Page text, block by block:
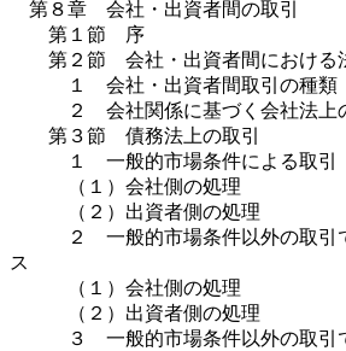
第８章 会社・出資者間の取引
第１節 序
第２節 会社・出資者間における
１ 会社・出資者間取引の種類
２ 会社関係に基づく会社法上の
第３節 債務法上の取引
１ 一般的市場条件による取引
（１）会社側の処理
（２）出資者側の処理
２ 一般的市場条件以外の取引で
ス
（１）会社側の処理
（２）出資者側の処理
３ 一般的市場条件以外の取引で